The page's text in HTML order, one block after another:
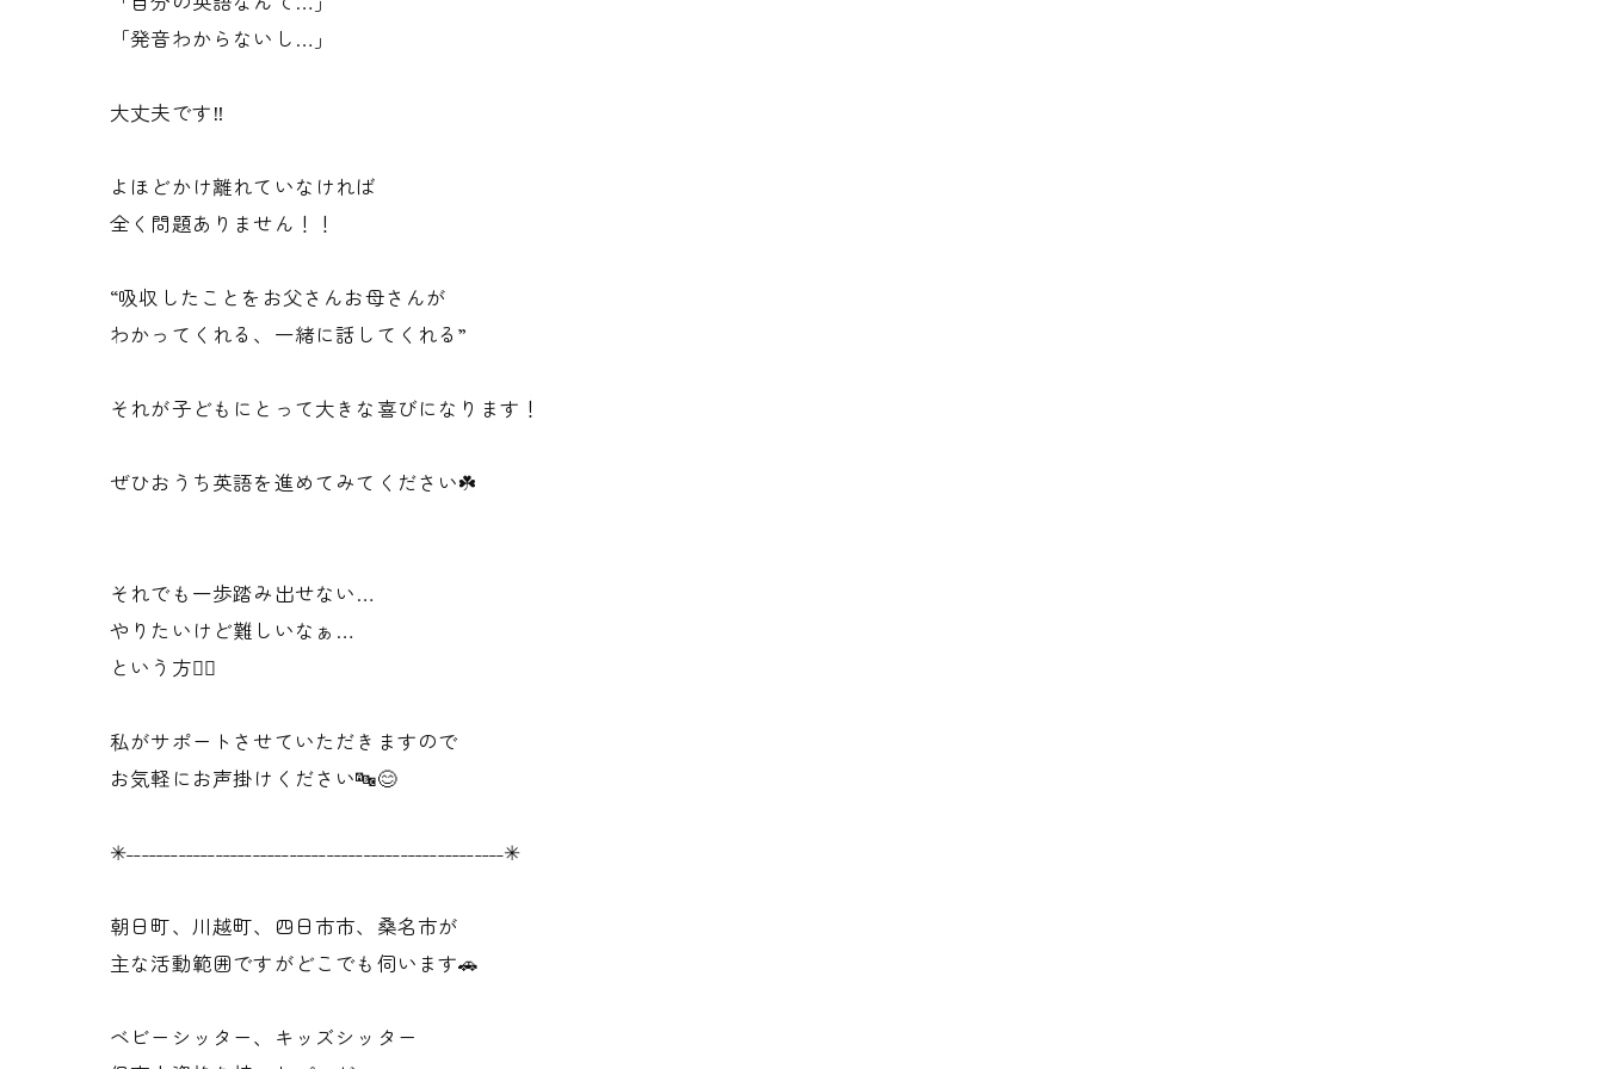
「発音わからないし…」
大丈夫です‼️
よほどかけ離れていなければ
全く問題ありません！！
“吸収したことをお父さんお母さんが
わかってくれる、一緒に話してくれる”
それが子どもにとって大きな喜びになります！
ぜひおうち英語を進めてみてください☘️
それでも一歩踏み出せない…
やりたいけど難しいなぁ…
という方✋🏻
私がサポートさせていただきますので
お気軽にお声掛けください🔤😊
✳︎˗˗˗˗˗˗˗˗˗˗˗˗˗˗˗˗˗˗˗˗˗˗˗˗˗˗˗˗˗˗˗˗˗˗˗˗˗˗˗˗˗˗˗˗˗˗˗˗˗˗˗✳︎
朝日町、川越町、四日市市、桑名市が
主な活動範囲ですがどこでも伺います🚗
ベビーシッター、キッズシッター